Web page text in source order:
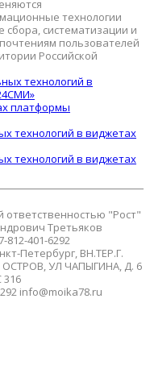
технологии
систематизации и
пользователей
Российской
технологий в
платформы
технологий в виджетах
технологий в виджетах
ответственностью "Рост"
Третьяков
812-401-6292
Петербург, ВН.ТЕР.Г.
УЛ ЧАПЫГИНА, Д. 6
info@moika78.ru